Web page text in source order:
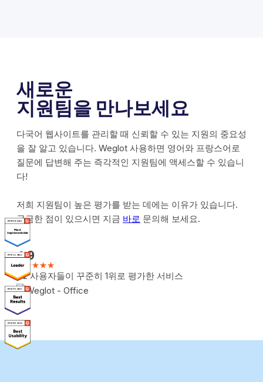
새로운
지원팀을 만나보세요
다국어 웹사이트를 관리할 때 신뢰할 수 있는 지원의 중요성
을 잘 알고 있습니다. Weglot 사용하면 영어와 프랑스어로
질문에 답변해 주는 즉각적인 지원팀에 액세스할 수 있습니
다!
저희 지원팀이 높은 평가를 받는 데에는 이유가 있습니다.
궁금한 점이 있으시면 지금 바로 문의해 보세요.
4.9
★★★★★
G2 사용자들이 꾸준히 1위로 평가한 서비스